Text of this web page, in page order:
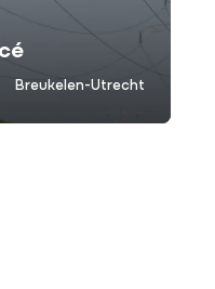
Breukelen-Utrecht